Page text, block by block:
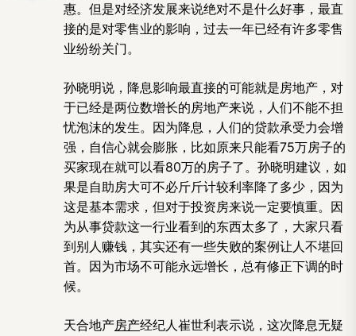
惠。但是对经济发展来说绝对不是什么好事，最直
接的是对零售业的影响，过去一年已经有许多零售
业纷纷关门。
孙晓明说，降息影响最直接的可能就是房地产，对
于已经是两位数增长的房地产来说，人们不能不担
忧泡沫的发生。因为降息，人们的贷款承受力会增
强，自信心就会膨胀，比如原来只能看75万房子的
买家现在就可以看80万的房子了。孙晓明建议，如
果是自助房大可不必斤斤计较利率降了多少，因为
这是基本需求，但对于投资房来说一定要慎重。因
为从事贷款这一行业看到的东西太多了，大家只看
到别人赚钱，其实还有一些失败的案例让人不堪回
首。因为市场不可能永远增长，总有修正下调的时
候。
天合地产房产经纪人崔世利表示说，这次降息无疑